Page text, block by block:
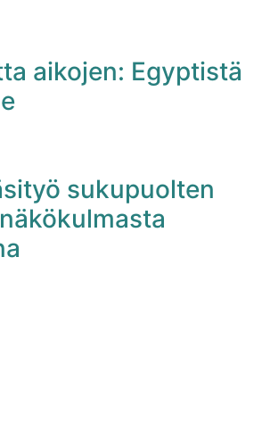
aikojen: Egyptistä
sukupuolten